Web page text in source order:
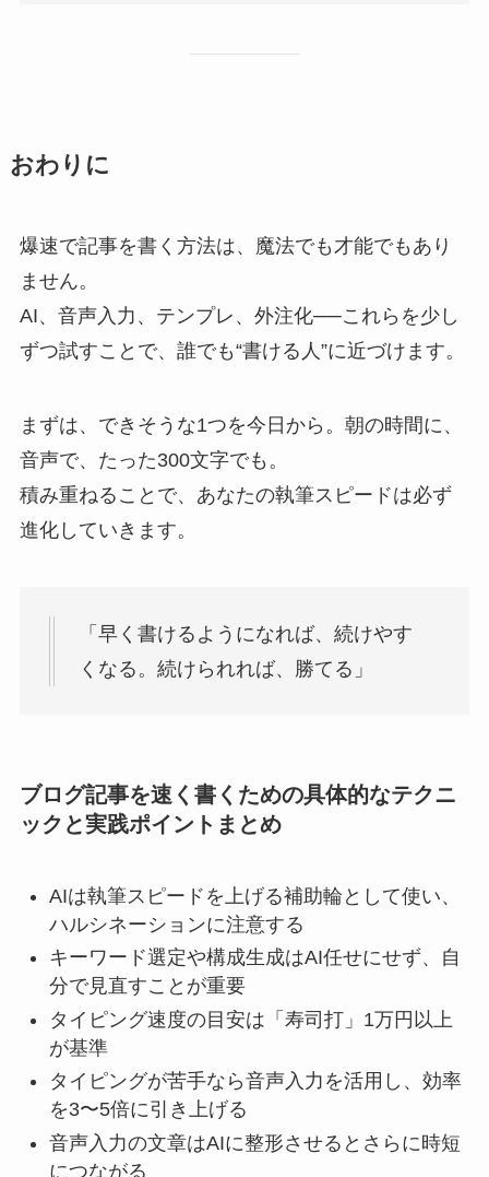
おわりに
爆速で記事を書く方法は、魔法でも才能でもあり
ません。
AI、音声入力、テンプレ、外注化──これらを少し
ずつ試すことで、誰でも“書ける人”に近づけます。
まずは、できそうな1つを今日から。朝の時間に、
音声で、たった300文字でも。
積み重ねることで、あなたの執筆スピードは必ず
進化していきます。
「早く書けるようになれば、続けやす
くなる。続けられれば、勝てる」
ブログ記事を速く書くための具体的なテクニ
ックと実践ポイントまとめ
AIは執筆スピードを上げる補助輪として使い、
ハルシネーションに注意する
キーワード選定や構成生成はAI任せにせず、自
分で見直すことが重要
タイピング速度の目安は「寿司打」1万円以上
が基準
タイピングが苦手なら音声入力を活用し、効率
を3〜5倍に引き上げる
音声入力の文章はAIに整形させるとさらに時短
につながる